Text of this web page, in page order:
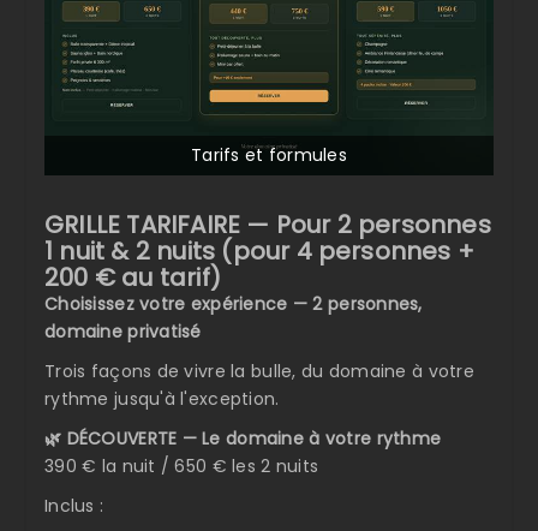
Tarifs et formules
GRILLE TARIFAIRE — Pour 2 personnes
1 nuit & 2 nuits (pour 4 personnes +
200 € au tarif)
Choisissez votre expérience — 2 personnes,
domaine privatisé
Trois façons de vivre la bulle, du domaine à votre
rythme jusqu'à l'exception.
🌿 DÉCOUVERTE — Le domaine à votre rythme
390 € la nuit / 650 € les 2 nuits
Inclus :